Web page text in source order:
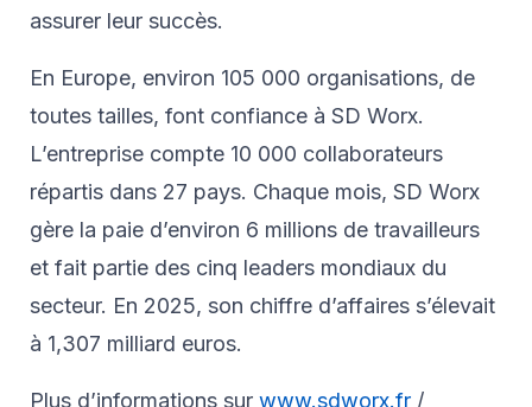
assurer leur succès.
En Europe, environ 105 000 organisations, de
toutes tailles, font confiance à SD Worx.
L’entreprise compte 10 000 collaborateurs
répartis dans 27 pays. Chaque mois, SD Worx
gère la paie d’environ 6 millions de travailleurs
et fait partie des cinq leaders mondiaux du
secteur. En 2025, son chiffre d’affaires s’élevait
à 1,307 milliard euros.
Plus d’informations sur www.sdworx.fr /